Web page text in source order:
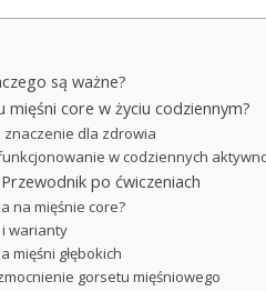
są ważne?
mięśni core w życiu codziennym?
znaczenie dla zdrowia
w codziennych
po ćwiczeniach
na mięśnie core?
i warianty
mięśni głębokich
gorsetu mięśniowego